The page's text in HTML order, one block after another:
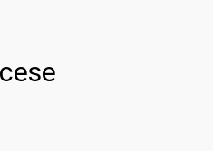
cese